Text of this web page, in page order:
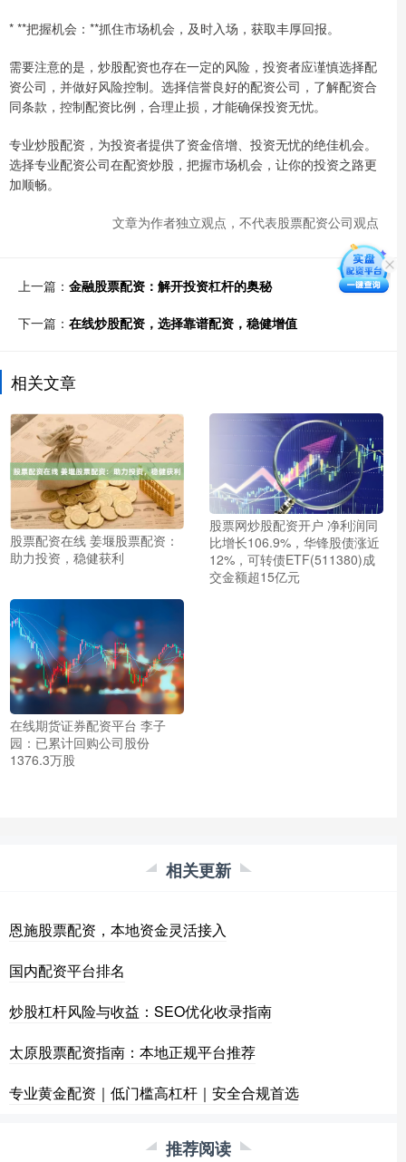
* **把握机会：**抓住市场机会，及时入场，获取丰厚回报。
需要注意的是，炒股配资也存在一定的风险，投资者应谨慎选择配
资公司，并做好风险控制。选择信誉良好的配资公司，了解配资合
同条款，控制配资比例，合理止损，才能确保投资无忧。
专业炒股配资，为投资者提供了资金倍增、投资无忧的绝佳机会。
选择专业配资公司在配资炒股，把握市场机会，让你的投资之路更
加顺畅。
文章为作者独立观点，不代表股票配资公司观点
上一篇： 金融股票配资：解开投资杠杆的奥秘
下一篇： 在线炒股配资，选择靠谱配资，稳健增值
相关文章
股票配资在线 姜堰股票配资：
助力投资，稳健获利
股票网炒股配资开户 净利润同
比增长106.9%，华锋股债涨近
12%，可转债ETF(511380)成
交金额超15亿元
在线期货证券配资平台 李子
园：已累计回购公司股份
1376.3万股
相关更新
恩施股票配资，本地资金灵活接入
国内配资平台排名
炒股杠杆风险与收益：SEO优化收录指南
太原股票配资指南：本地正规平台推荐
专业黄金配资｜低门槛高杠杆｜安全合规首选
推荐阅读